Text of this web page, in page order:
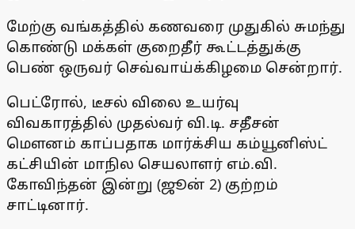
மேற்கு வங்கத்தில் கணவரை முதுகில் சுமந்து
கொண்டு மக்கள் குறைதீர் கூட்டத்துக்கு
பெண் ஒருவர் செவ்வாய்க்கிழமை சென்றார்.
பெட்ரோல், டீசல் விலை உயர்வு
விவகாரத்தில் முதல்வர் வி.டி. சதீசன்
மெளனம் காப்பதாக மார்க்சிய கம்யூனிஸ்ட்
கட்சியின் மாநில செயலாளர் எம்.வி.
கோவிந்தன் இன்று (ஜூன் 2) குற்றம்
சாட்டினார்.